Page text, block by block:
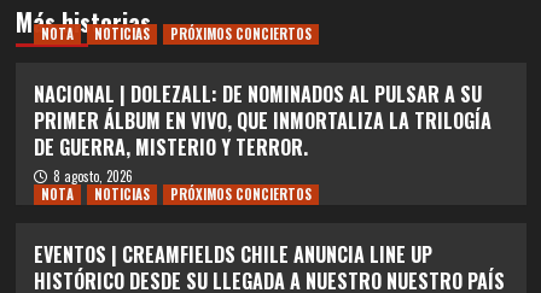
Más historias
NOTA NOTICIAS PRÓXIMOS CONCIERTOS
NACIONAL | DOLEZALL: DE NOMINADOS AL PULSAR A SU
PRIMER ÁLBUM EN VIVO, QUE INMORTALIZA LA TRILOGÍA
DE GUERRA, MISTERIO Y TERROR.
8 agosto, 2026
NOTA
NOTICIAS PRÓXIMOS CONCIERTOS
EVENTOS | CREAMFIELDS CHILE ANUNCIA LINE UP
HISTÓRICO DESDE SU LLEGADA A NUESTRO NUESTRO PAÍS